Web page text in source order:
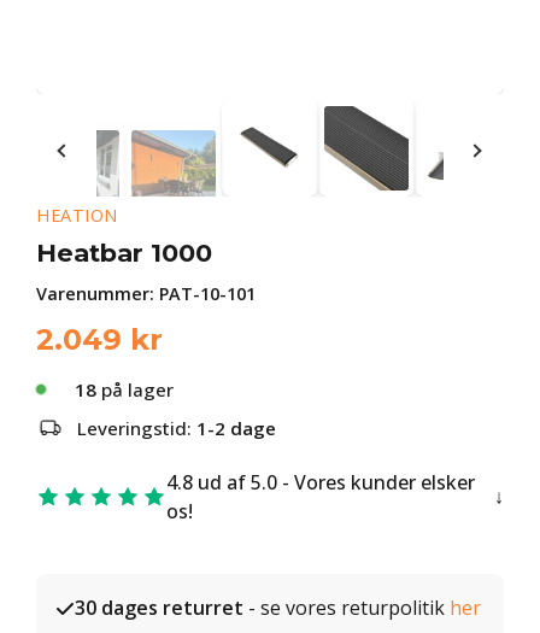
HEATION
Heatbar 1000
Varenummer: PAT-10-101
2.049 kr
18 på lager
Leveringstid: 1-2 dage
4.8 ud af 5.0 - Vores kunder elsker
os!
30 dages returret - se vores returpolitik her